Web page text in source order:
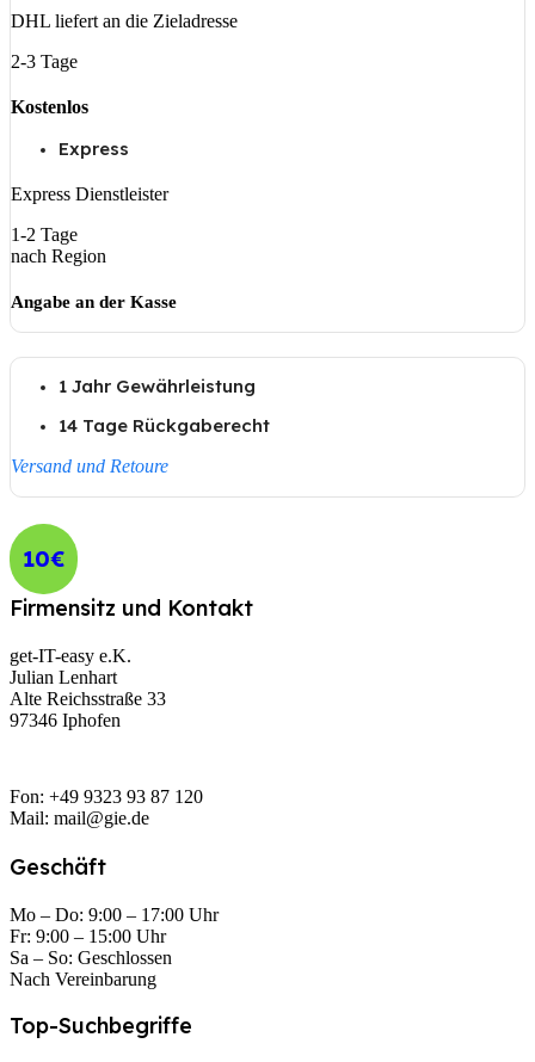
DHL liefert an die Zieladresse
2-3 Tage
Kostenlos
Express
Express Dienstleister
1-2 Tage
nach Region
Angabe an der Kasse
1 Jahr Gewährleistung
14 Tage Rückgaberecht
Versand und Retoure
10€
Firmensitz und Kontakt
get-IT-easy e.K.
Julian Lenhart
Alte Reichsstraße 33
97346 Iphofen
Fon: +49 9323 93 87 120
Mail: mail@gie.de
Geschäft
Mo – Do: 9:00 – 17:00 Uhr
Fr: 9:00 – 15:00 Uhr
Sa – So: Geschlossen
Nach Vereinbarung
Top-Suchbegriffe